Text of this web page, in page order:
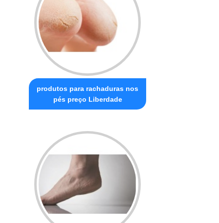
produtos para rachaduras nos
pés preço Liberdade